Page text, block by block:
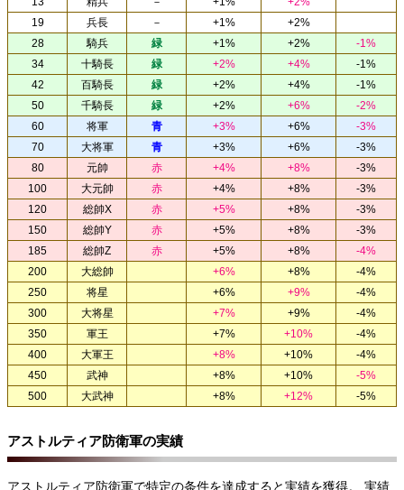
19
兵長 － +1%
+2%
28
騎兵 緑 +1% +2%
-1%
34
十騎長 緑 +2% +4%
-1%
42
百騎長 緑 +2% +4%
-1%
50
千騎長 緑 +2% +6%
-2%
60
将軍 青 +3% +6%
-3%
70
大将軍 青 +3% +6%
-3%
80
元帥 赤 +4% +8%
-3%
100
大元帥 赤 +4% +8%
-3%
120
総帥X 赤 +5% +8%
-3%
150
総帥Y 赤 +5% +8%
-3%
185
総帥Z 赤 +5% +8%
-4%
200
大総帥 +6% +8%
-4%
250
将星 +6% +9%
-4%
300
大将星 +7% +9%
-4%
350
軍王 +7% +10%
-4%
400
大軍王 +8% +10%
-4%
450
武神 +8% +10%
-5%
500
大武神 +8% +12% -5%
アストルティア防衛軍の実績
アストルティア防衛軍で特定の条件を達成すると実績を獲得。 実績